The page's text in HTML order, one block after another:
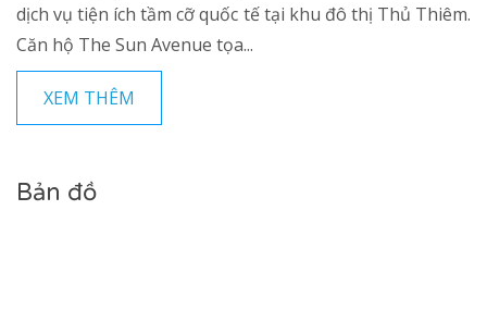
dịch vụ tiện ích tầm cỡ quốc tế tại khu đô thị Thủ Thiêm.
Căn hộ The Sun Avenue tọa...
XEM THÊM
Bản đồ